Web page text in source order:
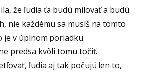
že ľudia ťa budú milovať a budú
nie každému sa musíš na tomto
je v úplnom poriadku.
predsa kvôli tomu točiť.
ľudia aj tak počujú len to,